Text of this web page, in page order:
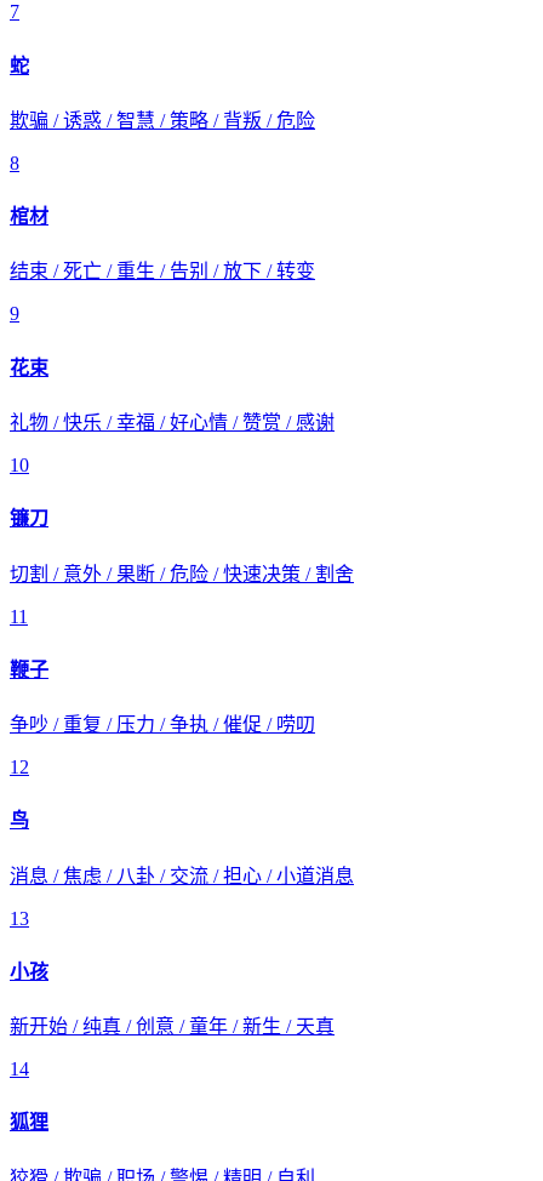
7
蛇
欺骗 / 诱惑 / 智慧 / 策略 / 背叛 / 危险
8
棺材
结束 / 死亡 / 重生 / 告别 / 放下 / 转变
9
花束
礼物 / 快乐 / 幸福 / 好心情 / 赞赏 / 感谢
10
镰刀
切割 / 意外 / 果断 / 危险 / 快速决策 / 割舍
11
鞭子
争吵 / 重复 / 压力 / 争执 / 催促 / 唠叨
12
鸟
消息 / 焦虑 / 八卦 / 交流 / 担心 / 小道消息
13
小孩
新开始 / 纯真 / 创意 / 童年 / 新生 / 天真
14
狐狸